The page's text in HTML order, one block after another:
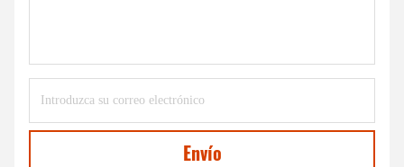
Envío